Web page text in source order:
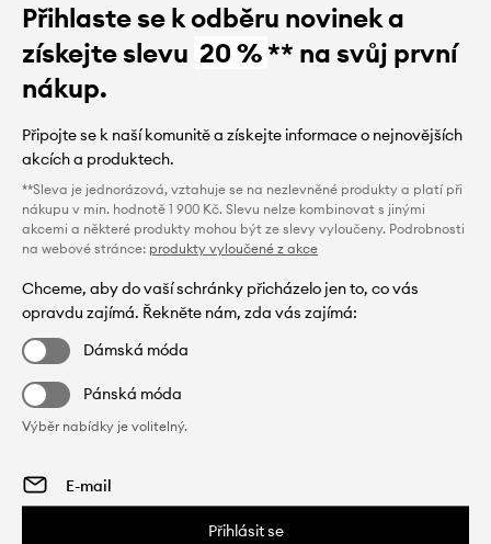
Přihlaste se k odběru novinek a
získejte slevu 20 %** na svůj první
nákup.
Připojte se k naší komunitě a získejte informace o nejnovějších
akcích a produktech.
**Sleva je jednorázová, vztahuje se na nezlevněné produkty a platí při
nákupu v min. hodnotě 1 900 Kč. Slevu nelze kombinovat s jinými
akcemi a některé produkty mohou být ze slevy vyloučeny. Podrobnosti
na webové stránce: produkty vyloučené z akce
Chceme, aby do vaší schránky přicházelo jen to, co vás
opravdu zajímá. Řekněte nám, zda vás zajímá:
Dámská móda
Pánská móda
Výběr nabídky je volitelný.
Přihlásit se